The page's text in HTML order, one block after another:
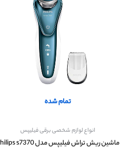
تمام شده
انواع لوازم شخصی برقی فیلیپس
ماشین ریش تراش فیلیپس مدل Philips s7370